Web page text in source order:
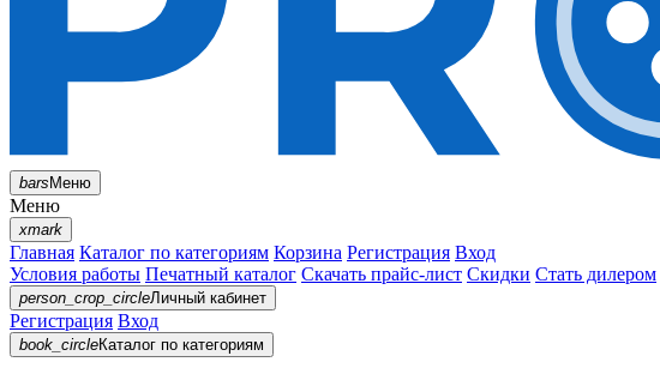
barsМеню
Меню
xmark
Главная Каталог по категориям Корзина Регистрация Вход
Условия работы Печатный каталог Скачать прайс-лист Скидки Стать дилером
person_crop_circleЛичный кабинет
Регистрация Вход
book_circleКаталог по категориям